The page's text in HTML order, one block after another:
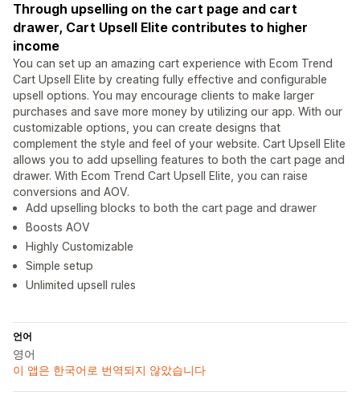
Through upselling on the cart page and cart
drawer, Cart Upsell Elite contributes to higher
income
You can set up an amazing cart experience with Ecom Trend
Cart Upsell Elite by creating fully effective and configurable
upsell options. You may encourage clients to make larger
purchases and save more money by utilizing our app. With our
customizable options, you can create designs that
complement the style and feel of your website. Cart Upsell Elite
allows you to add upselling features to both the cart page and
drawer. With Ecom Trend Cart Upsell Elite, you can raise
conversions and AOV.
Add upselling blocks to both the cart page and drawer
Boosts AOV
Highly Customizable
Simple setup
Unlimited upsell rules
언어
영어
이 앱은 한국어로 번역되지 않았습니다